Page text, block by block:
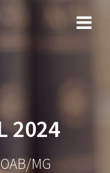
2024
MG